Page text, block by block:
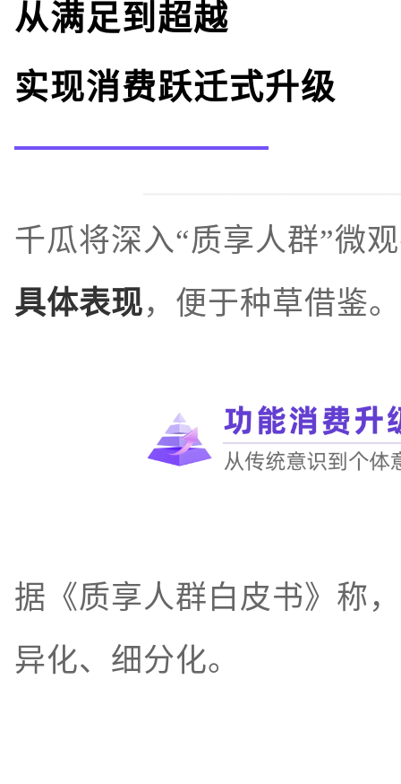
从满足到超越
实现消费跃迁式升级
千瓜将深入“质享人群”微
具体表现，便于种草借鉴。
据《质享人群白皮书》称
异化、细分化。